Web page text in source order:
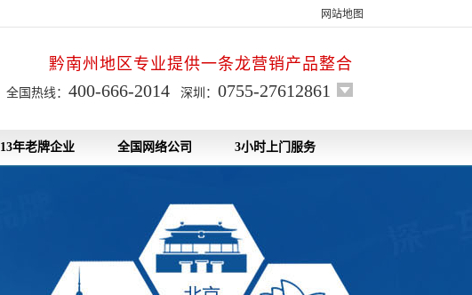
网站地图
黔南州地区专业提供一条龙营销产品整合
全国热线： 400-666-2014 深圳： 0755-27612861
13年老牌企业 全国网络公司 3小时上门服务